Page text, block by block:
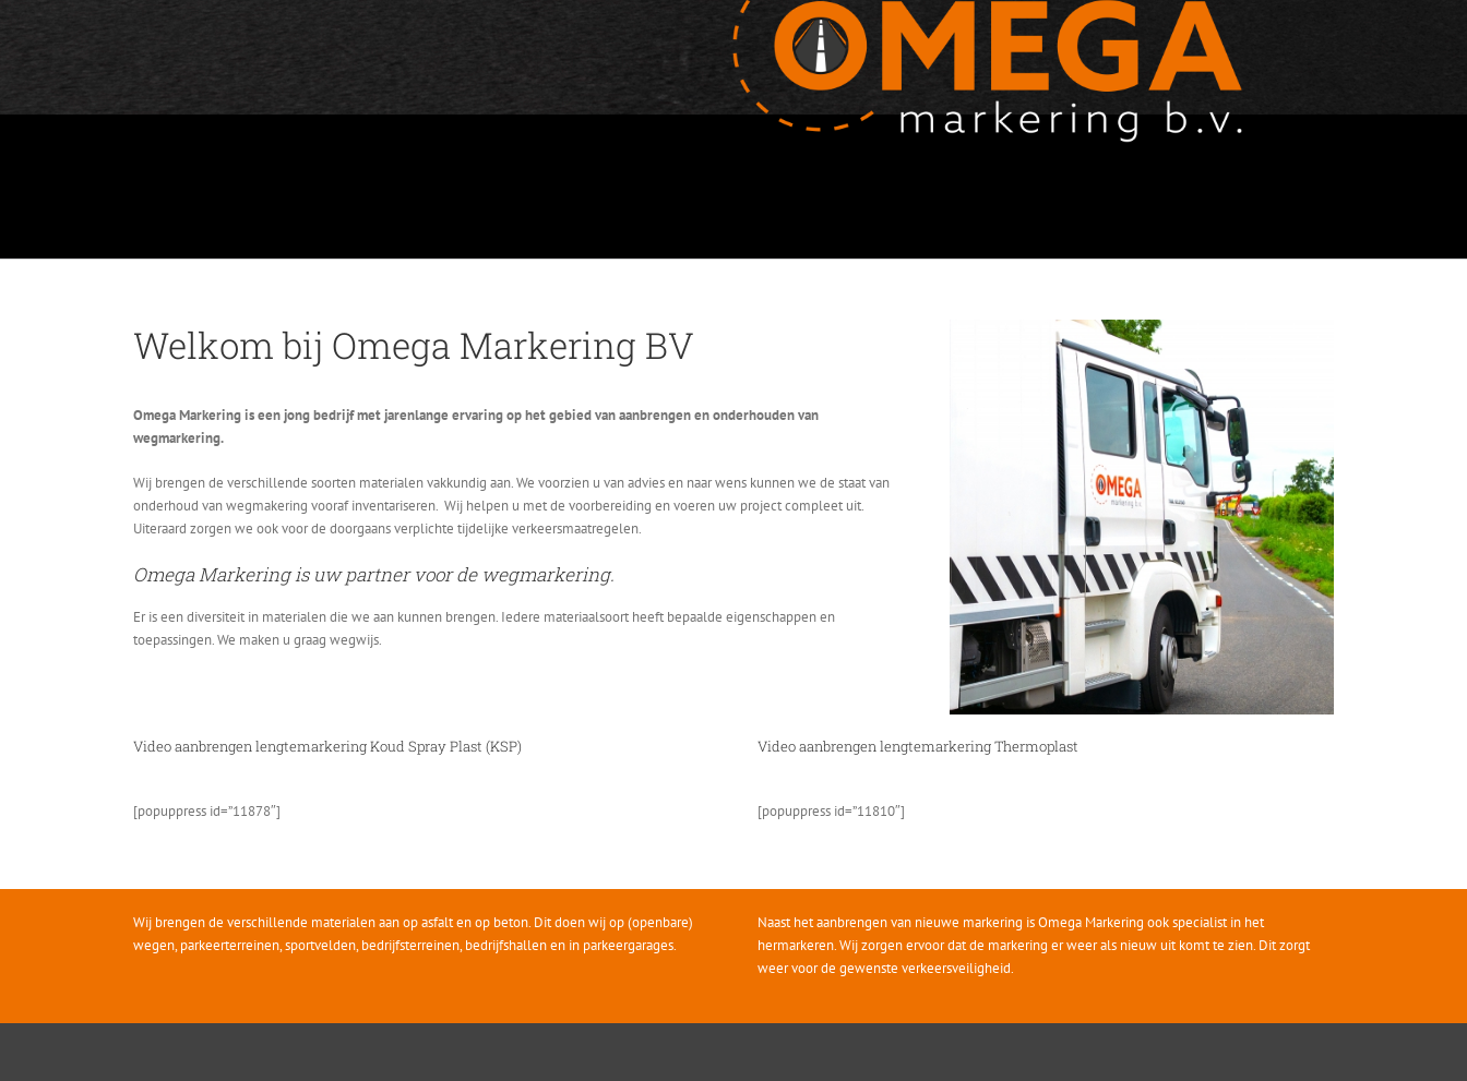
Welkom bij Omega Markering BV
Omega Markering is een jong bedrijf met jarenlange ervaring op het gebied van aanbrengen en onderhouden van
wegmarkering.
Wij brengen de verschillende soorten materialen vakkundig aan. We voorzien u van advies en naar wens kunnen we de staat van
onderhoud van wegmakering vooraf inventariseren. Wij helpen u met de voorbereiding en voeren uw project compleet uit.
Uiteraard zorgen we ook voor de doorgaans verplichte tijdelijke verkeersmaatregelen.
Omega Markering is uw partner voor de wegmarkering.
Er is een diversiteit in materialen die we aan kunnen brengen. Iedere materiaalsoort heeft bepaalde eigenschappen en
toepassingen. We maken u graag wegwijs.
Video aanbrengen lengtemarkering Koud Spray Plast (KSP)
[popuppress id=”11878″]
Video aanbrengen lengtemarkering Thermoplast
[popuppress id=”11810″]
Wij brengen de verschillende materialen aan op asfalt en op beton. Dit doen wij op (openbare)
wegen, parkeerterreinen, sportvelden, bedrijfsterreinen, bedrijfshallen en in parkeergarages.
Naast het aanbrengen van nieuwe markering is Omega Markering ook specialist in het
hermarkeren. Wij zorgen ervoor dat de markering er weer als nieuw uit komt te zien. Dit zorgt
weer voor de gewenste verkeersveiligheid.